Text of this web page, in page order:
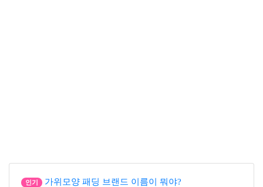
인기 가위모양 패딩 브랜드 이름이 뭐야?